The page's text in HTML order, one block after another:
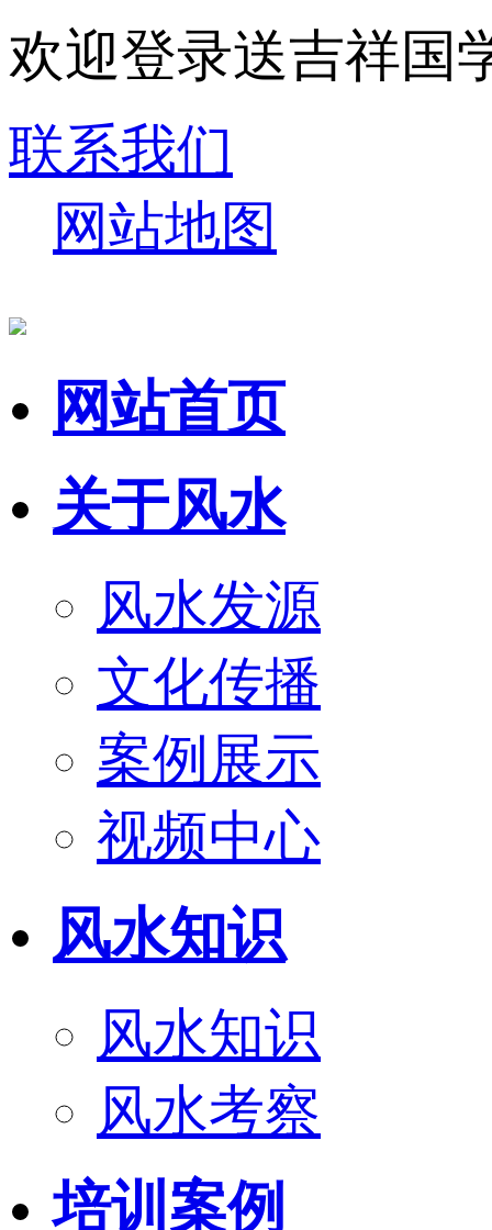
欢迎登录送吉祥国
联系我们
网站地图
网站首页
关于风水
风水发源
文化传播
案例展示
视频中心
风水知识
风水知识
风水考察
培训案例